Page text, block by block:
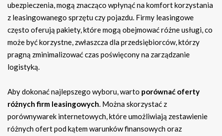
ubezpieczenia, mogą znacząco wpłynąć na komfort korzystania
z leasingowanego sprzętu czy pojazdu. Firmy leasingowe
często oferują pakiety, które mogą obejmować różne usługi, co
może być korzystne, zwłaszcza dla przedsiębiorców, którzy
pragną zminimalizować czas poświęcony na zarządzanie
logistyką.
Aby dokonać najlepszego wyboru, warto porównać oferty
różnych firm leasingowych. Można skorzystać z
porównywarek internetowych, które umożliwiają zestawienie
różnych ofert pod kątem warunków finansowych oraz